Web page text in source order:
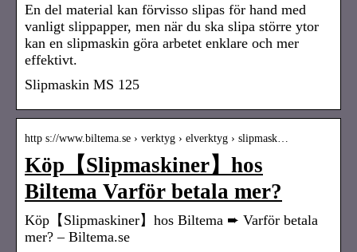
En del material kan förvisso slipas för hand med
vanligt slippapper, men när du ska slipa större ytor
kan en slipmaskin göra arbetet enklare och mer
effektivt.
Slipmaskin MS 125
http s://www.biltema.se › verktyg › elverktyg › slipmask…
Köp【Slipmaskiner】hos
Biltema Varför betala mer?
Köp【Slipmaskiner】hos Biltema ➨ Varför betala
mer? – Biltema.se